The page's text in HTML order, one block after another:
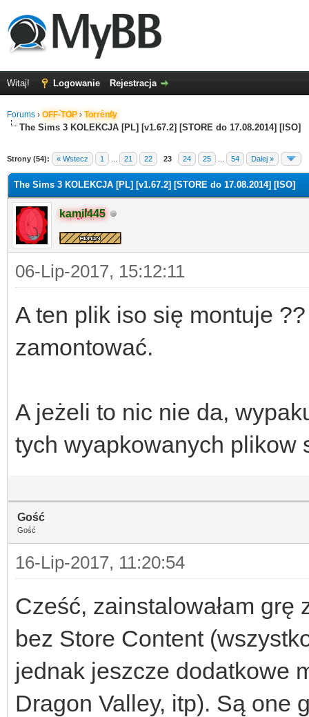
Witaj! Logowanie Rejestracja
Forums › OFF-TOP › Torrenty
The Sims 3 KOLEKCJA [PL] [v1.67.2] [STORE do 17.08.2014] [ISO]
Strony (54): « Wstecz 1 21 22 23 24 25 54 Dalej »
The Sims 3 KOLEKCJA [PL] [v1.67.2] [STORE do 17.08.2014] [ISO]
kamil445
06-Lip-2017, 15:12:11
A ten plik iso się montuje
zamontować.
A jeżeli to nic nie da,
tych wyapkowanych plikow
Gość
Gość
16-Lip-2017, 11:20:54
Cześć, zainstalowałam
bez Store Content
jednak jeszcze dodatkowe
Dragon Valley, itp). Są one